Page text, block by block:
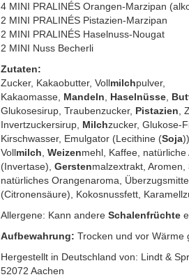
4 MINI PRALINÉS Orangen-Marzipan
2 MINI PRALINÉS Pistazien-Marzipan
2 MINI PRALINÉS Haselnuss-Nougat
2 MINI Nuss Becherli
Zutaten:
Zucker, Kakaobutter, Vollmilchpulver,
Kakaomasse, Mandeln Haselnüsse
Glukosesirup, Traubenzucker, Pistazien ,
Invertzuckersirup, Milchzucker, Glukose-
Kirschwasser, Emulgator (Lecithine (Soja
Vollmilch Weizenmehl, Kaffee,
(Invertase), Gerstenmalzextrakt, Aromen,
natürliches Orangenaroma,
(Citronensäure), Kokosnussfett,
Allergene: Kann andere Schalenfrüchte
Aufbewahrung: Trocken und vor Wärme
Hergestellt in Deutschland von: Lindt &
52072 Aachen